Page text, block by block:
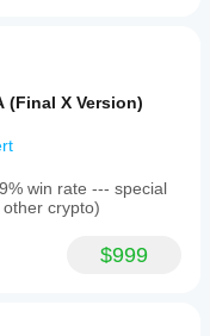
(Final X Version)
win rate --- special
crypto)
$999